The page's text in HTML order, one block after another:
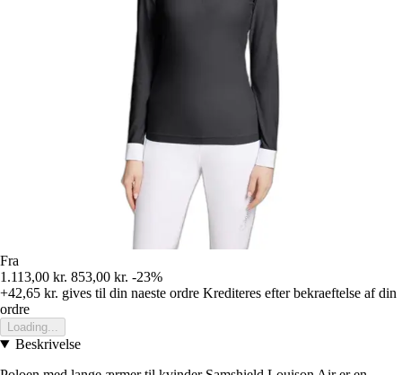
Fra
1.113,00 kr. 853,00 kr. -23%
+42,65 kr. gives til din naeste ordre Krediteres efter bekraeftelse af din
ordre
Loading...
Beskrivelse